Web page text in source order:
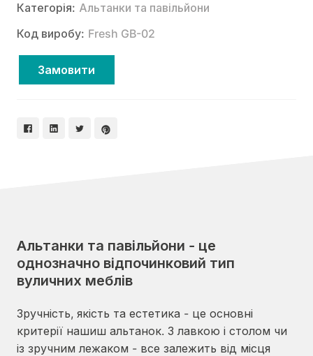
Категорія: Альтанки та павільйони
Код виробу: Fresh GB-02
Замовити
Альтанки та павільйони - це
однозначно відпочинковий тип
вуличних меблів
Зручність, якість та естетика - це основні
критерії нашиш альтанок. З лавкою і столом чи
із зручним лежаком - все залежить від місця